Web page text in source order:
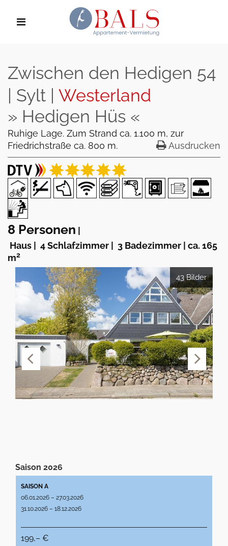
Zwischen den Hedigen 54
| Sylt | Westerland
» Hedigen Hüs «
Ruhige Lage. Zum Strand ca. 1.100 m, zur
Friedrichstraße ca. 800 m.
Ausdrucken
8 Personen
Haus
4 Schlafzimmer 3 Badezimmer
ca. 165
m2
43 Bilder
Saison 2026
SAISON A
06.01.2026 – 27.03.2026
31.10.2026 – 18.12.2026
199,– €